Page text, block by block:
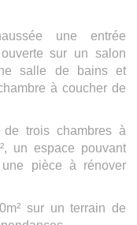
une entrée
sur un salon
salle de bains et
à coucher de
trois chambres à
un espace pouvant
pièce à rénover
sur un terrain de